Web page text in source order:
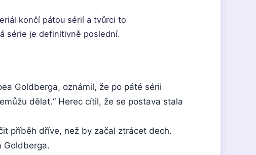
končí pátou sérií a tvůrci to
série je definitivně poslední.
Goldberga, oznámil, že po páté sérii
dělat.“ Herec cítil, že se postava stala
příběh dříve, než by začal ztrácet dech.
Goldberga.